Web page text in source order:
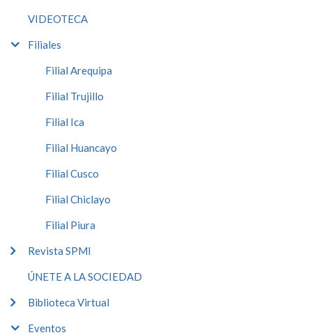
VIDEOTECA
Filiales
Filial Arequipa
Filial Trujillo
Filial Ica
Filial Huancayo
Filial Cusco
Filial Chiclayo
Filial Piura
Revista SPMI
ÚNETE A LA SOCIEDAD
Biblioteca Virtual
Eventos